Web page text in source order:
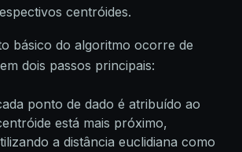
centróides.
básico do algoritmo ocorre de
dois passos principais:
ponto de dado é atribuído ao
está mais próximo,
a distância euclidiana como